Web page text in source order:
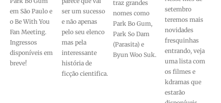
em São Paulo e
o Be With You
Fan Meeting.
Ingressos
disponíveis em
breve!
ser um sucesso
e não apenas
pelo seu elenco
mas pela
interessante
história de
ficção cientifica.
traz grandes
nomes como
Park Bo Gum,
Park So Dam
(Parasita) e
Byun Woo Suk.
setembro
teremos mais
novidades
fresquinhas
entrando, veja
uma lista com
os filmes e
kdramas que
estarão